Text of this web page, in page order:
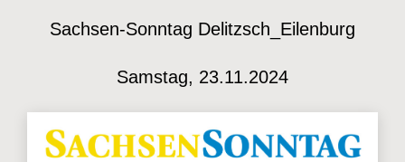
Sachsen-Sonntag Delitzsch_Eilenburg
Samstag, 23.11.2024